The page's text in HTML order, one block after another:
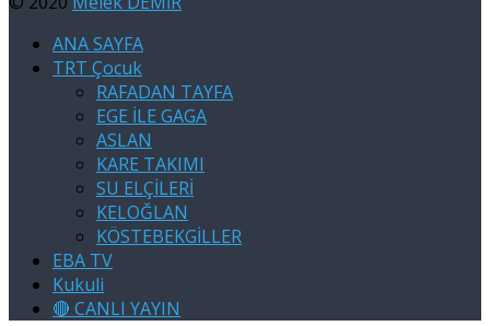
ANA SAYFA
TRT Çocuk
RAFADAN TAYFA
EGE İLE GAGA
ASLAN
KARE TAKIMI
SU ELÇİLERİ
KELOĞLAN
KÖSTEBEKGİLLER
EBA TV
Kukuli
🔴 CANLI YAYIN